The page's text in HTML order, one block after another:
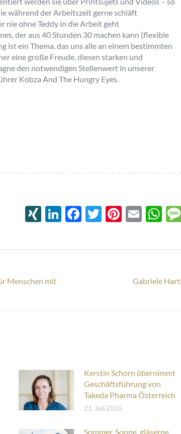
während der Arbeitszeit gerne schläft
nie ohne Teddy in die Arbeit geht
der aus 40 Stunden 30 machen kann (flexible
ist ein Thema, das uns alle an einem bestimmten
eine große Freude, diesen starken und
den notwendigen Stellenwert in unserer
Kobza And The Hungry Eyes.
XINGLinkedIn
Facebook
TwitterEmail
Menschen mit
Nächster
Gabriele
Kerstin Schorn übernimmt
Geschäftsführung von
Takeda Pharma Österreich
21. Juli 2026
Sommer, Sonne, gläserne